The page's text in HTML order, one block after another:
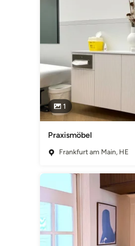
Hierfür planen wir
Jedes Möbelstück wird mit
modernster Technik, um
Materialien, funktional,
Kategorie
Tischler & Schreiner
1
Praxismöbel
Frankfurt am Main, HE